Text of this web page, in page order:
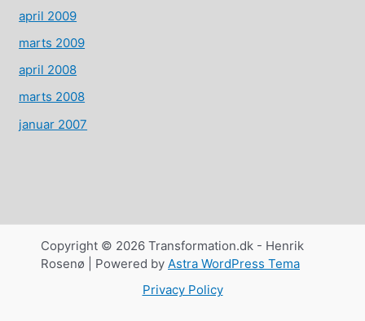
april 2009
marts 2009
april 2008
marts 2008
januar 2007
Copyright © 2026 Transformation.dk - Henrik
Rosenø | Powered by Astra WordPress Tema
Privacy Policy